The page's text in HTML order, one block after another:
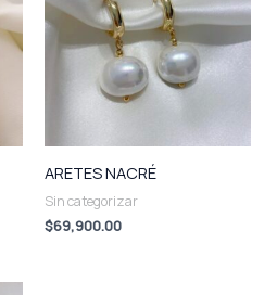
ARETES NACRÉ
Sin categorizar
$69,900.00